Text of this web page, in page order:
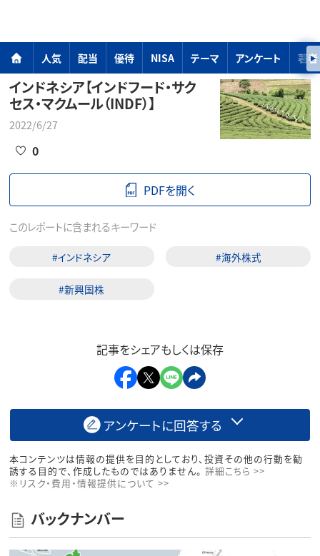
人気 配当 優待 NISA テーマ アンケート 著者
インドネシア【インドフード・サク
セス・マクムール（INDF）】
2022/6/27
0
PDFを開く
このレポートに含まれるキーワード
#インドネシア #海外株式
#新興国株
記事をシェアもしくは保存
アンケートに回答する
本コンテンツは情報の提供を目的としており、投資その他の行動を勧
誘する目的で、作成したものではありません。 詳細こちら >>
※リスク・費用・情報提供について >>
バックナンバー